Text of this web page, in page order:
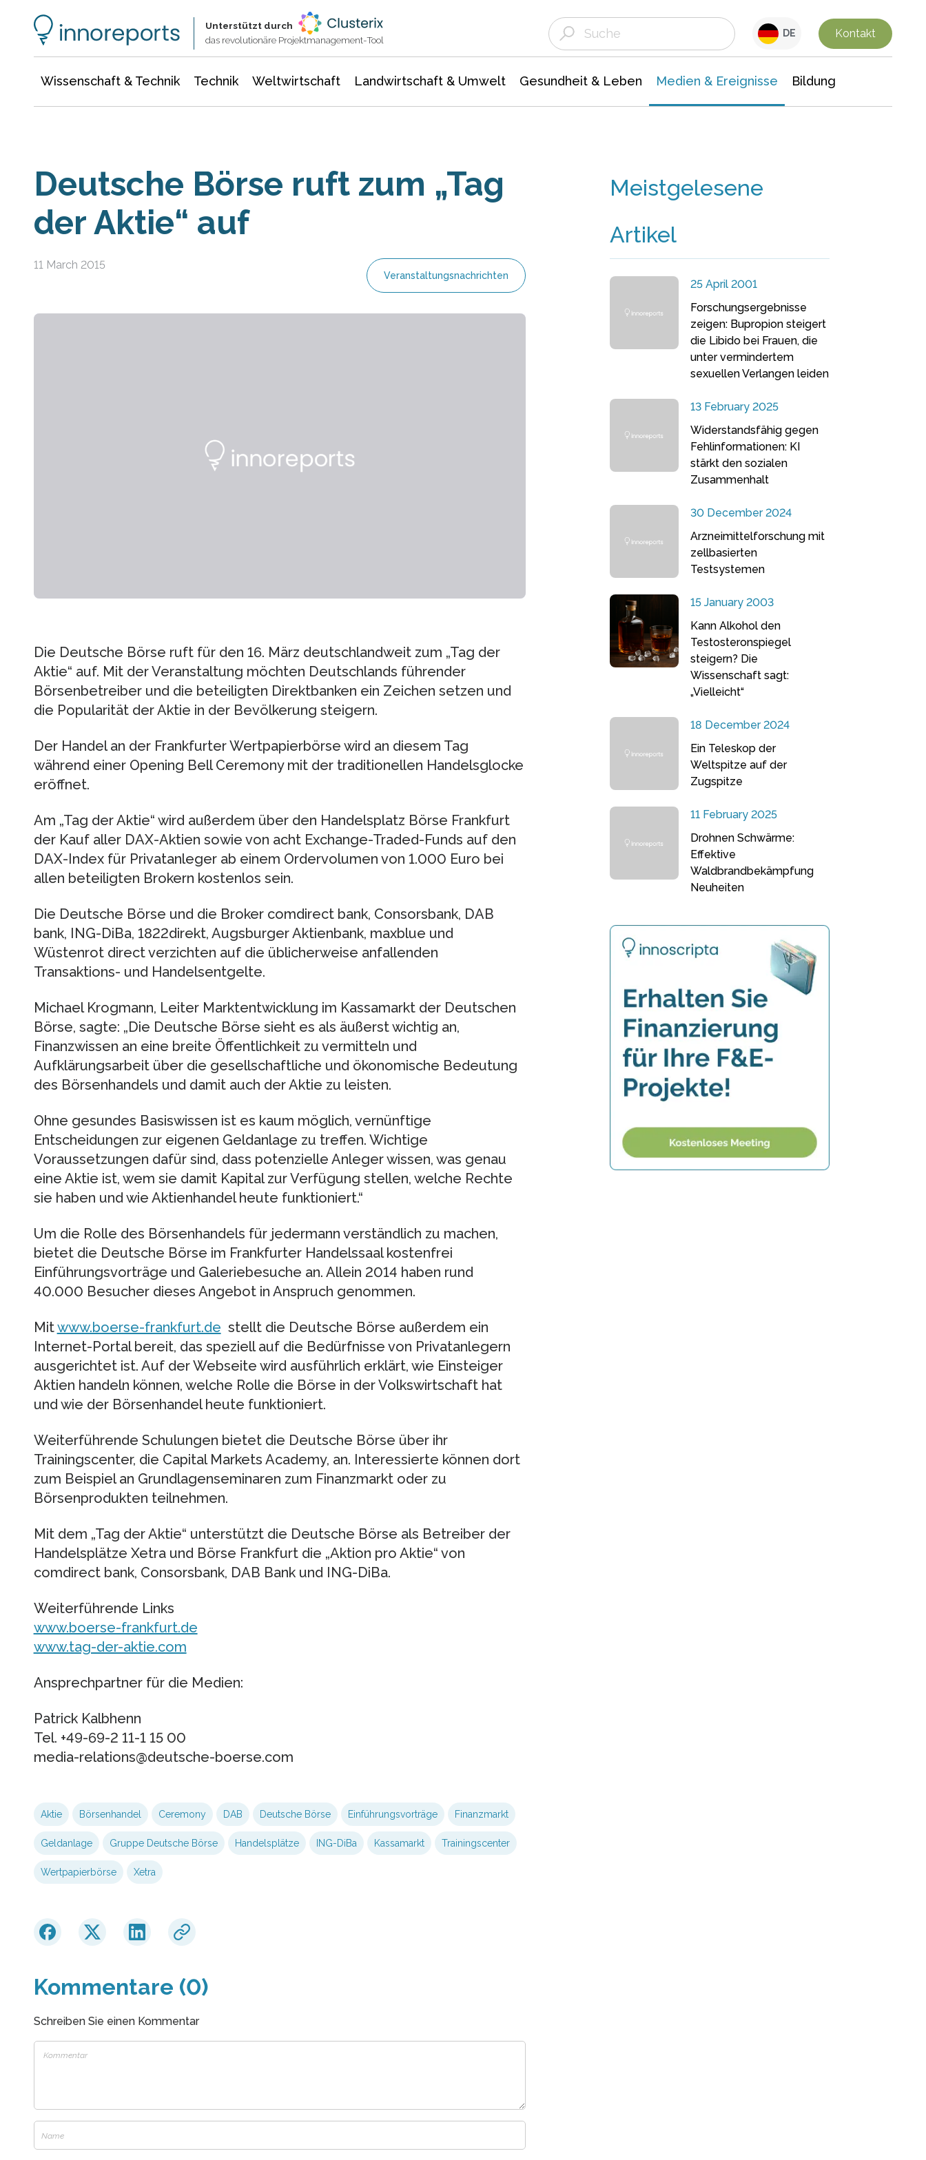
Unterstützt durch
das revolutionäre Projektmanagement-Tool
DE Kontakt
Wissenschaft & Technik Technik Weltwirtschaft Landwirtschaft & Umwelt Gesundheit & Leben Medien & Ereignisse Bildung
Deutsche Börse ruft zum „Tag
der Aktie“ auf
11 March 2015
Veranstaltungsnachrichten
Die Deutsche Börse ruft für den 16. März deutschlandweit zum „Tag der
Aktie“ auf. Mit der Veranstaltung möchten Deutschlands führender
Börsenbetreiber und die beteiligten Direktbanken ein Zeichen setzen und
die Popularität der Aktie in der Bevölkerung steigern.
Der Handel an der Frankfurter Wertpapierbörse wird an diesem Tag
während einer Opening Bell Ceremony mit der traditionellen Handelsglocke
eröffnet.
Am „Tag der Aktie“ wird außerdem über den Handelsplatz Börse Frankfurt
der Kauf aller DAX-Aktien sowie von acht Exchange-Traded-Funds auf den
DAX-Index für Privatanleger ab einem Ordervolumen von 1.000 Euro bei
allen beteiligten Brokern kostenlos sein.
Die Deutsche Börse und die Broker comdirect bank, Consorsbank, DAB
bank, ING-DiBa, 1822direkt, Augsburger Aktienbank, maxblue und
Wüstenrot direct verzichten auf die üblicherweise anfallenden
Transaktions- und Handelsentgelte.
Michael Krogmann, Leiter Marktentwicklung im Kassamarkt der Deutschen
Börse, sagte: „Die Deutsche Börse sieht es als äußerst wichtig an,
Finanzwissen an eine breite Öffentlichkeit zu vermitteln und
Aufklärungsarbeit über die gesellschaftliche und ökonomische Bedeutung
des Börsenhandels und damit auch der Aktie zu leisten.
Ohne gesundes Basiswissen ist es kaum möglich, vernünftige
Entscheidungen zur eigenen Geldanlage zu treffen. Wichtige
Voraussetzungen dafür sind, dass potenzielle Anleger wissen, was genau
eine Aktie ist, wem sie damit Kapital zur Verfügung stellen, welche Rechte
sie haben und wie Aktienhandel heute funktioniert.“
Um die Rolle des Börsenhandels für jedermann verständlich zu machen,
bietet die Deutsche Börse im Frankfurter Handelssaal kostenfrei
Einführungsvorträge und Galeriebesuche an. Allein 2014 haben rund
40.000 Besucher dieses Angebot in Anspruch genommen.
Mitwww.boerse-frankfurt.de stellt die Deutsche Börse außerdem ein
Internet-Portal bereit, das speziell auf die Bedürfnisse von Privatanlegern
ausgerichtet ist. Auf der Webseite wird ausführlich erklärt, wie Einsteiger
Aktien handeln können, welche Rolle die Börse in der Volkswirtschaft hat
und wie der Börsenhandel heute funktioniert.
Weiterführende Schulungen bietet die Deutsche Börse über ihr
Trainingscenter, die Capital Markets Academy, an. Interessierte können dort
zum Beispiel an Grundlagenseminaren zum Finanzmarkt oder zu
Börsenprodukten teilnehmen.
Mit dem „Tag der Aktie“ unterstützt die Deutsche Börse als Betreiber der
Handelsplätze Xetra und Börse Frankfurt die „Aktion pro Aktie“ von
comdirect bank, Consorsbank, DAB Bank und ING-DiBa.
Weiterführende Links
www.boerse-frankfurt.de
www.tag-der-aktie.com
Ansprechpartner für die Medien:
Patrick Kalbhenn
Tel. +49-69-2 11-1 15 00
media-relations@deutsche-boerse.com
Aktie Börsenhandel Ceremony DAB Deutsche Börse Einführungsvorträge Finanzmarkt
Geldanlage Gruppe Deutsche Börse Handelsplätze ING-DiBa Kassamarkt Trainingscenter
Wertpapierbörse Xetra
Kommentare (0)
Schreiben Sie einen Kommentar
Meistgelesene
Artikel
25 April 2001
Forschungsergebnisse
zeigen: Bupropion steigert
die Libido bei Frauen, die
unter vermindertem
sexuellen Verlangen leiden
13 February 2025
Widerstandsfähig gegen
Fehlinformationen: KI
stärkt den sozialen
Zusammenhalt
30 December 2024
Arzneimittelforschung mit
zellbasierten
Testsystemen
15 January 2003
Kann Alkohol den
Testosteronspiegel
steigern? Die
Wissenschaft sagt:
„Vielleicht“
18 December 2024
Ein Teleskop der
Weltspitze auf der
Zugspitze
11 February 2025
Drohnen Schwärme:
Effektive
Waldbrandbekämpfung
Neuheiten